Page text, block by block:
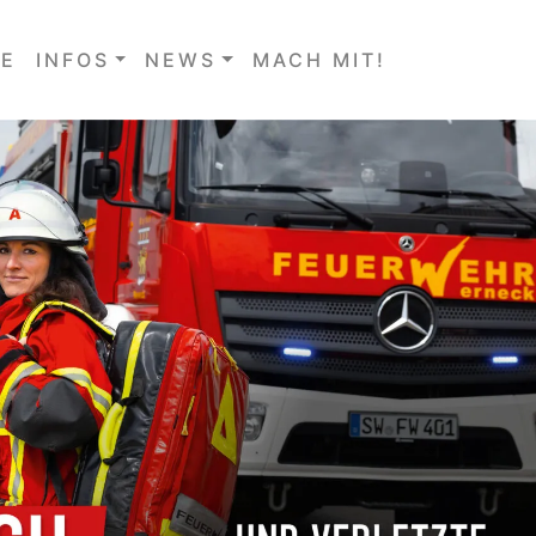
INFOS NEWS MACH MIT!